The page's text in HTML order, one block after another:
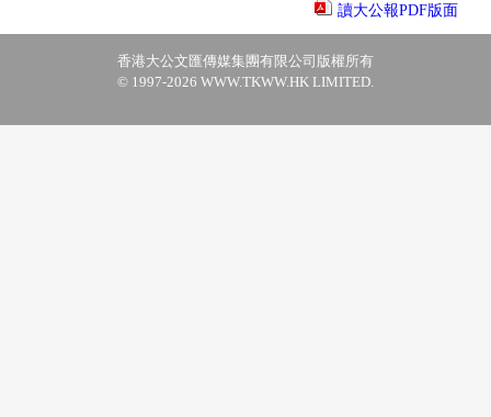
讀大公報PDF版面
香港大公文匯傳媒集團有限公司版權所有
© 1997-2026 WWW.TKWW.HK LIMITED.